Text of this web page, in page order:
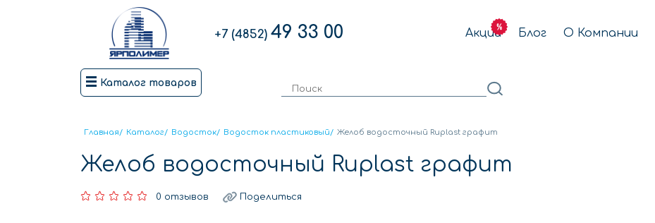
+7 (4852) 49 33 00 Акции Блог О Компании
Каталог товаров
Главная/ Каталог/ Водосток/ Водосток пластиковый/ Желоб водосточный Ruplast графит
Желоб водосточный Ruplast графит
0 отзывов Поделиться